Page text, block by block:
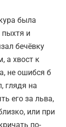
была
и
бечёвку
а хвост к
не ошибся б
глядя на
его за льва,
или при
по-